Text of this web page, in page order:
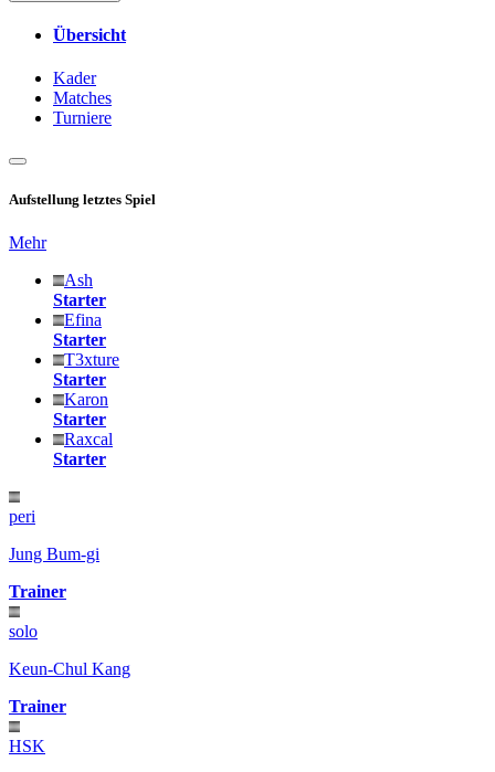
Übersicht
Kader
Matches
Turniere
Aufstellung letztes Spiel
Mehr
Ash
Starter
Efina
Starter
T3xture
Starter
Karon
Starter
Raxcal
Starter
peri
Jung Bum-gi
Trainer
solo
Keun-Chul Kang
Trainer
HSK